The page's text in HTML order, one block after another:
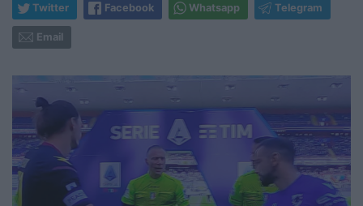
Twitter Facebook Whatsapp Telegram
Email